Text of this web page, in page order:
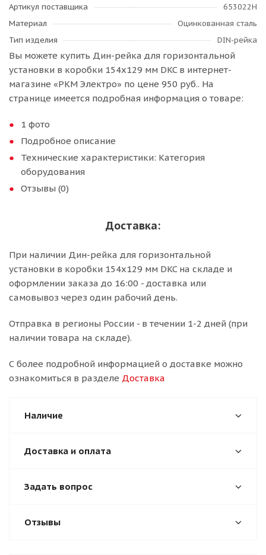
Артикул поставщика
653022H
Материал
Оцинкованная сталь
Тип изделия
DIN-рейка
Вы можете купить Дин-рейка для горизонтальной
установки в коробки 154х129 мм DKC в интернет-
магазине «РКМ Электро» по цене 950 руб.. На
странице имеется подробная информация о товаре:
1 фото
Подробное описание
Технические характеристики: Категория
оборудования
Отзывы (0)
Доставка:
При наличии Дин-рейка для горизонтальной
установки в коробки 154х129 мм DKC на складе и
оформлении заказа до 16:00 - доставка или
самовывоз через один рабочий день.
Отправка в регионы России - в течении 1-2 дней (при
наличии товара на складе).
С более подробной информацией о доставке можно
ознакомиться в разделе Доставка
Наличие
Доставка и оплата
Задать вопрос
Отзывы